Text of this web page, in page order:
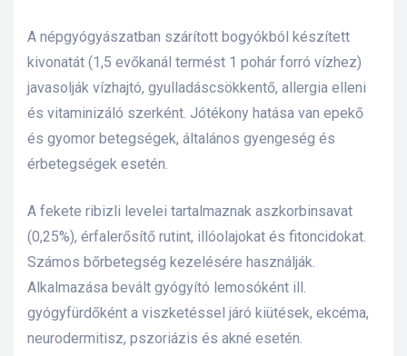
A népgyógyászatban szárított bogyókból készített
kivonatát (1,5 evőkanál termést 1 pohár forró vízhez)
javasolják vízhajtó, gyulladáscsökkentő, allergia elleni
és vitaminizáló szerként. Jótékony hatása van epekő
és gyomor betegségek, általános gyengeség és
érbetegségek esetén.
A fekete ribizli levelei tartalmaznak aszkorbinsavat
(0,25%), érfalerősítő rutint, illóolajokat és fitoncidokat.
Számos bőrbetegség kezelésére használják.
Alkalmazása bevált gyógyító lemosóként ill.
gyógyfürdőként a viszketéssel járó kiütések, ekcéma,
neurodermitisz, pszoriázis és akné esetén.